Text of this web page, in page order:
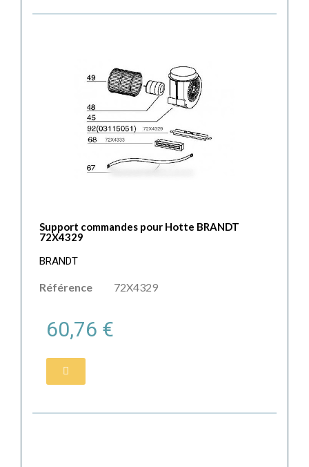
Support commandes pour Hotte BRANDT
72X4329
BRANDT
Référence 72X4329
60,76 €